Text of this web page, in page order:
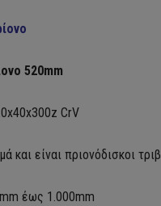
520mm
CrV
και είναι πριονόδισκοι
έως 1.000mm